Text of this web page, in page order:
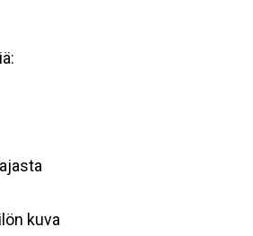
kuva